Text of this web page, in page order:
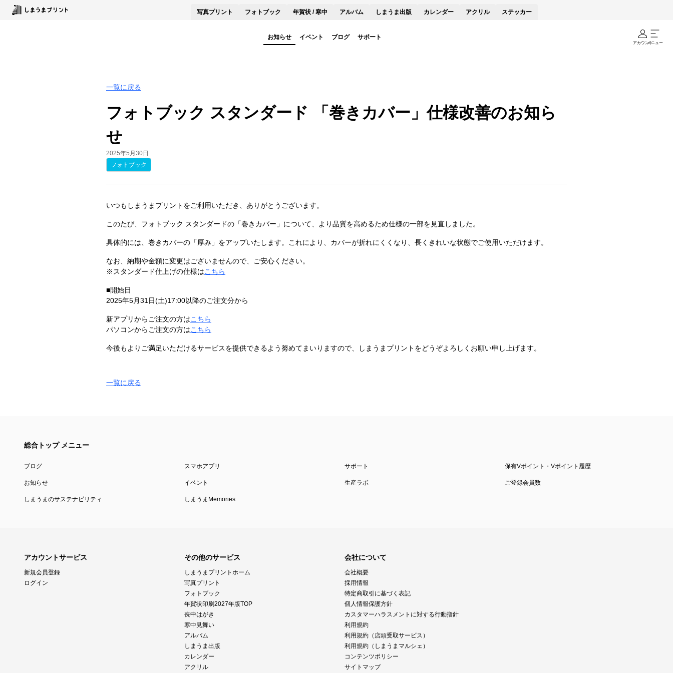
写真プリント フォトブック 年賀状 / 寒中 アルバム しまうま出版 カレンダー アクリル ステッカー
お知らせ イベント ブログ サポート
アカウントメニュー
一覧に戻る
フォトブック スタンダード 「巻きカバー」仕様改善のお知ら
せ
2025年5月30日
フォトブック
いつもしまうまプリントをご利用いただき、ありがとうございます。
このたび、フォトブック スタンダードの「巻きカバー」について、より品質を高めるため仕様の一部を見直しました。
具体的には、巻きカバーの「厚み」をアップいたします。これにより、カバーが折れにくくなり、長くきれいな状態でご使用いただけます。
なお、納期や金額に変更はございませんので、ご安心ください。
※スタンダード仕上げの仕様はこちら
■開始日
2025年5月31日(土)17:00以降のご注文分から
新アプリからご注文の方はこちら
パソコンからご注文の方はこちら
今後もよりご満足いただけるサービスを提供できるよう努めてまいりますので、しまうまプリントをどうぞよろしくお願い申し上げます。
一覧に戻る
総合トップ メニュー
ブログ スマホアプリ サポート 保有Vポイント・Vポイント履歴
お知らせ イベント 生産ラボ ご登録会員数
しまうまのサステナビリティ しまうまMemories
アカウントサービス
新規会員登録
ログイン
その他のサービス
しまうまプリントホーム
写真プリント
フォトブック
年賀状印刷2027年版TOP
喪中はがき
寒中見舞い
アルバム
しまうま出版
カレンダー
アクリル
会社について
会社概要
採用情報
特定商取引に基づく表記
個人情報保護方針
カスタマーハラスメントに対する行動指針
利用規約
利用規約（店頭受取サービス）
利用規約（しまうまマルシェ）
コンテンツポリシー
サイトマップ